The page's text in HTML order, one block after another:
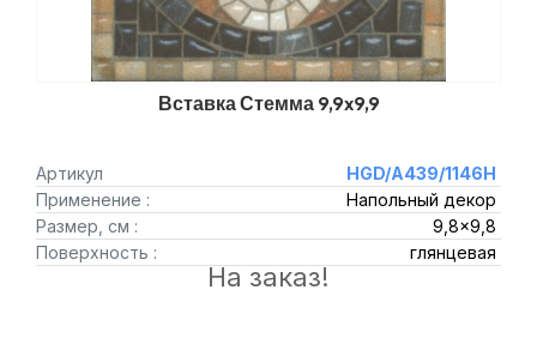
Вставка Стемма 9,9x9,9
Артикул
HGD/A439/1146H
Применение :
Напольный декор
Размер, см :
9,8x9,8
Поверхность :
глянцевая
На заказ!